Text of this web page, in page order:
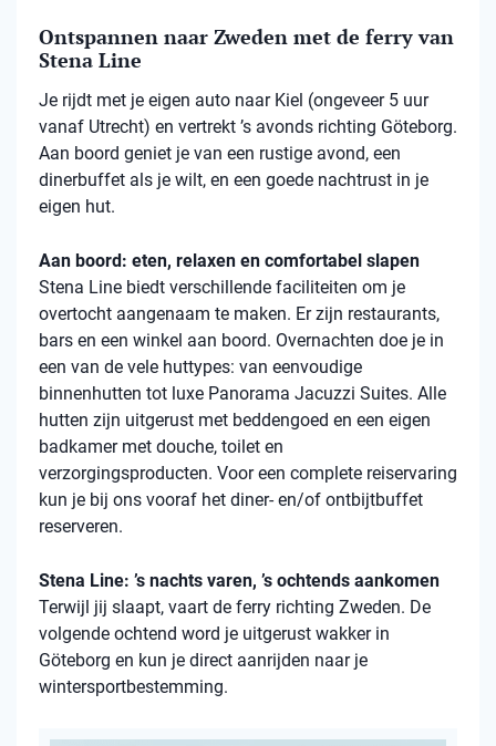
Ontspannen naar Zweden met de ferry van
Stena Line
Je rijdt met je eigen auto naar Kiel (ongeveer 5 uur
vanaf Utrecht) en vertrekt ’s avonds richting Göteborg.
Aan boord geniet je van een rustige avond, een
dinerbuffet als je wilt, en een goede nachtrust in je
eigen hut.
Aan boord: eten, relaxen en comfortabel slapen
Stena Line biedt verschillende faciliteiten om je
overtocht aangenaam te maken. Er zijn restaurants,
bars en een winkel aan boord. Overnachten doe je in
een van de vele huttypes: van eenvoudige
binnenhutten tot luxe Panorama Jacuzzi Suites. Alle
hutten zijn uitgerust met beddengoed en een eigen
badkamer met douche, toilet en
verzorgingsproducten. Voor een complete reiservaring
kun je bij ons vooraf het diner- en/of ontbijtbuffet
reserveren.
Stena Line: ’s nachts varen, ’s ochtends aankomen
Terwijl jij slaapt, vaart de ferry richting Zweden. De
volgende ochtend word je uitgerust wakker in
Göteborg en kun je direct aanrijden naar je
wintersportbestemming.